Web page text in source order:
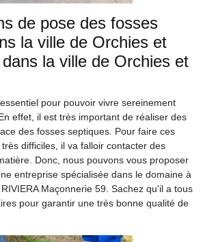
de pose des fosses
la ville de Orchies et
la ville de Orchies et
pour pouvoir vivre sereinement
effet, il est très important de réaliser des
des fosses septiques. Pour faire ces
difficiles, il va falloir contacter des
Donc, nous pouvons vous proposer
entreprise spécialisée dans le domaine à
Maçonnerie 59. Sachez qu'il a tous
pour garantir une très bonne qualité de